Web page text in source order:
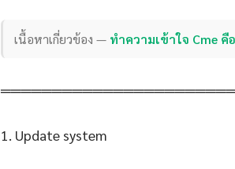
เนื้อหาเกี่ยวข้อง — ทำความเข้าใจ Cme
1. Update system